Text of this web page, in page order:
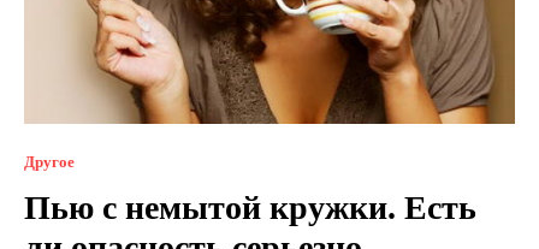
Другое
Пью с немытой кружки. Есть